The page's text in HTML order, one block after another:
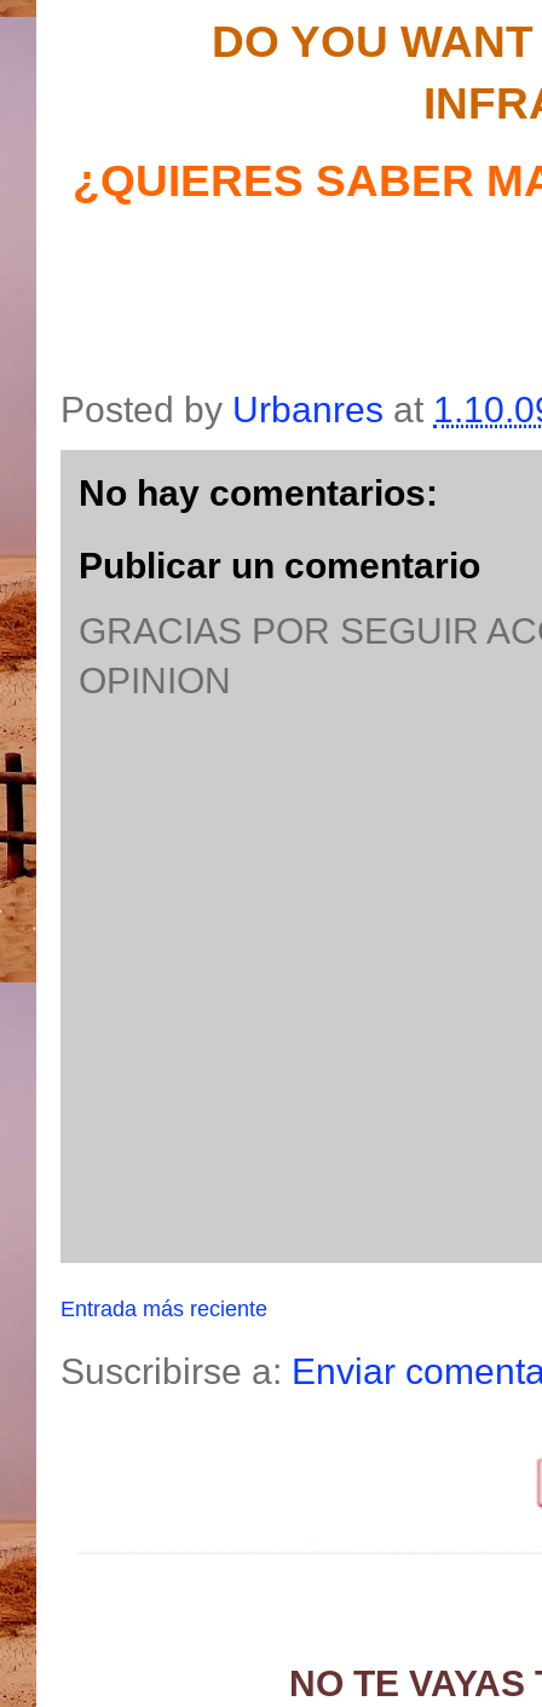
DO YOU
¿QUIERES SABER
Posted by Urbanres at
No hay comentarios:
Publicar un comentario
GRACIAS POR SEGUIR
OPINION
Entrada más reciente
Suscribirse a: Enviar
NO TE